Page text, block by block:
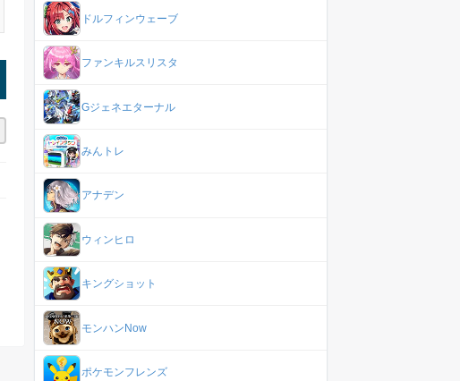
ドルフィンウェーブ
ファンキルスリスタ
Gジェネエターナル
みんトレ
アナデン
ウィンヒロ
キングショット
モンハンNow
ポケモンフレンズ